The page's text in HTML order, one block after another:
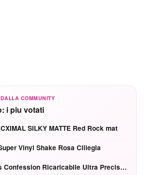
COMMUNITY
i piu votati
SILKY MATTE Red Rock mat
Vinyl Shake Rosa Ciliegia
Hourglass Confession Ricaricabile Ultra Preciso Ad Alta Intensità Secretly Classic Red